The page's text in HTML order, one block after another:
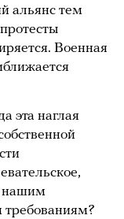
альянс тем
Военная
эта наглая
нашим
требованиям?